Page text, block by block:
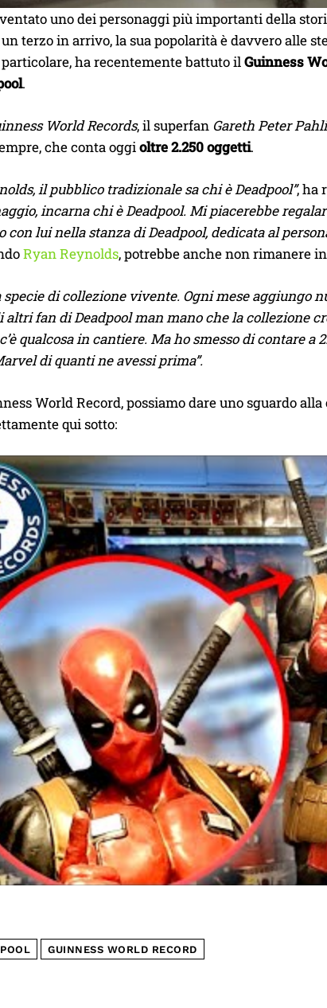
uno dei personaggi più importanti della
un terzo in arrivo, la sua popolarità è davvero alle
ha recentemente battuto ilGuinness
.
World Records, il superfan Gareth Peter
che conta oggioltre 2.250 oggetti.
il pubblico tradizionale sa chi è Deadpool”, ha
incarna chi è Deadpool. Mi piacerebbe
con lui nella stanza di Deadpool, dedicata al
Ryan Reynolds, potrebbe anche non rimanere
specie di collezione vivente. Ogni mese
fan di Deadpool man mano che la collezione
qualcosa in cantiere. Ma ho smesso di contare
di quanti ne avessi prima”.
World Record, possiamo dare uno sguardo
qui sotto:
GUINNESS WORLD RECORD